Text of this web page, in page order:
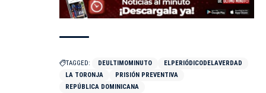
TAGGED: DEULTIMOMINUTO
ELPERIÓDICODELAVERDAD
LA TORONJA
PRISIÓN PREVENTIVA
REPÚBLICA DOMINICANA